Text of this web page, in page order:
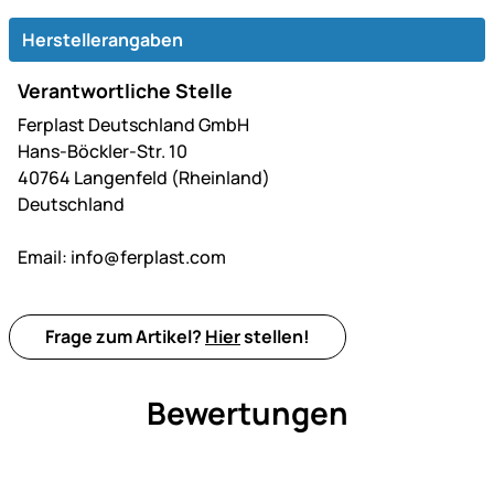
Herstellerangaben
Verantwortliche Stelle
Ferplast Deutschland GmbH
Hans-Böckler-Str. 10
40764 Langenfeld (Rheinland)
Deutschland
Email: info@ferplast.com
Frage zum Artikel? Hierstellen!
Bewertungen